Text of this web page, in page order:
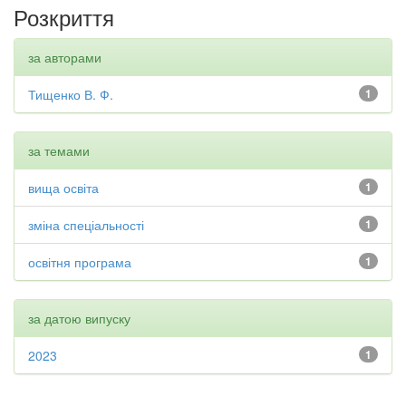
Розкриття
за авторами
1
Тищенко В. Ф.
за темами
1
вища освіта
1
зміна спеціальності
1
освітня програма
за датою випуску
1
2023